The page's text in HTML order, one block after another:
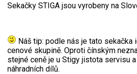
Vertikutátory
Kultivátory
Sekačky STIGA jsou vyrobeny na
Náš tip: podle nás je tato sekačka
cenové skupině. Oproti čínským
stejné ceně je u Stigy jistota servisu
náhradních dílů.